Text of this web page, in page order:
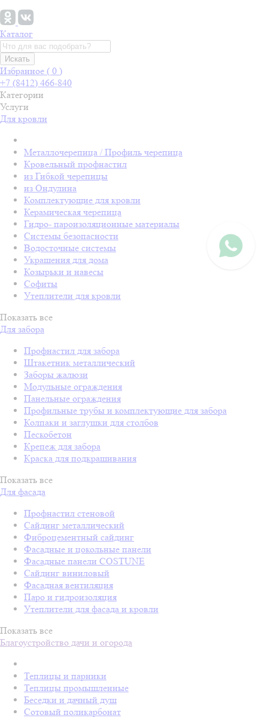
Каталог
Искать
Избранное ( 0 )
+7 (8412) 466-840
Категории
Услуги
Для кровли
Металлочерепица / Профиль черепица
Кровельный профнастил
из Гибкой черепицы
из Ондулина
Комплектующие для кровли
Керамическая черепица
Гидро- пароизоляционные материалы
Системы безопасности
Водосточные системы
Украшения для дома
Козырьки и навесы
Софиты
Утеплители для кровли
Показать все
Для забора
Профнастил для забора
Штакетник металлический
Заборы жалюзи
Модульные ограждения
Панельные ограждения
Профильные трубы и комплектующие для забора
Колпаки и заглушки для столбов
Пескобетон
Крепеж для забора
Краска для подкрашивания
Показать все
Для фасада
Профнастил стеновой
Сайдинг металлический
Фиброцементный сайдинг
Фасадные и цокольные панели
Фасадные панели COSTUNE
Сайдинг виниловый
Фасадная вентиляция
Паро и гидроизоляция
Утеплители для фасада и кровли
Показать все
Благоустройство дачи и огорода
Теплицы и парники
Теплицы промышленные
Беседки и дачный душ
Сотовый поликарбонат